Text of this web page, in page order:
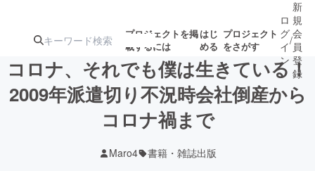
プロジェクトを掲
載するには
はじ
める
プロジェクト
をさがす
注目の新着プロ募集終了が近いプ
ロ
グ
イ
ン
/
新
規
会
員
登
録
コロナ、それでも僕は生きている！
2009年派遣切り不況時会社倒産から
コロナ禍まで
Maro4 書籍・雑誌出版